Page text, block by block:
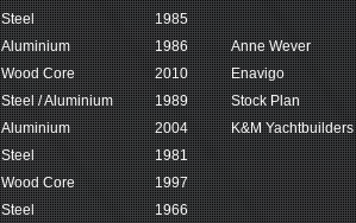
Steel
1985
Aluminium 1986
Anne Wever
Wood Core 2010
Enavigo
Steel / Aluminium 1989
Stock Plan
Aluminium 2004
K&M Yachtbuilders
Steel
1981
Wood Core
1997
Steel
1966